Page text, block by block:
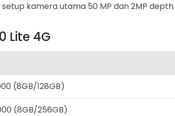
kamera utama 50 MP dan 2MP depth.
Lite 4G
(8GB/128GB)
(8GB/256GB)